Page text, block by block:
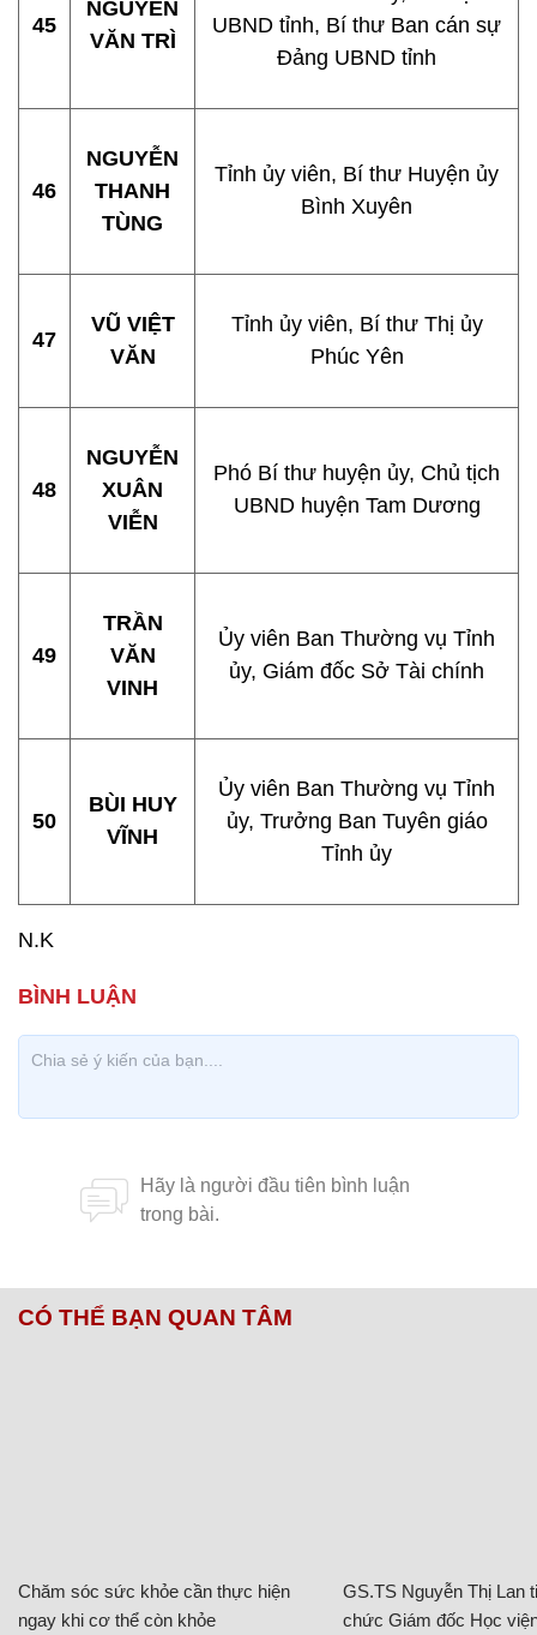
45
NGUYỄN
VĂN TRÌ
UBND tỉnh, Bí thư Ban cán sự
Đảng UBND tỉnh
46
NGUYỄN
THANH
TÙNG
Tỉnh ủy viên, Bí thư Huyện ủy
Bình Xuyên
47
VŨ VIỆT
VĂN
Tỉnh ủy viên, Bí thư Thị ủy
Phúc Yên
48
NGUYỄN
XUÂN
VIỄN
Phó Bí thư huyện ủy, Chủ tịch
UBND huyện Tam Dương
49
TRẦN
VĂN
VINH
Ủy viên Ban Thường vụ Tỉnh
ủy, Giám đốc Sở Tài chính
50
BÙI HUY
VĨNH
Ủy viên Ban Thường vụ Tỉnh
ủy, Trưởng Ban Tuyên giáo
Tỉnh ủy
N.K
CÓ THỂ BẠN QUAN TÂM
Chăm sóc sức khỏe cần thực hiện
ngay khi cơ thể còn khỏe
GS.TS Nguyễn Thị Lan
chức Giám đốc Học